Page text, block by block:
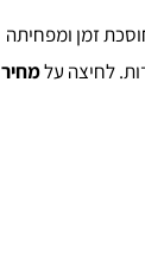
זמן ומפחיתה
לחיצה עלמחיר